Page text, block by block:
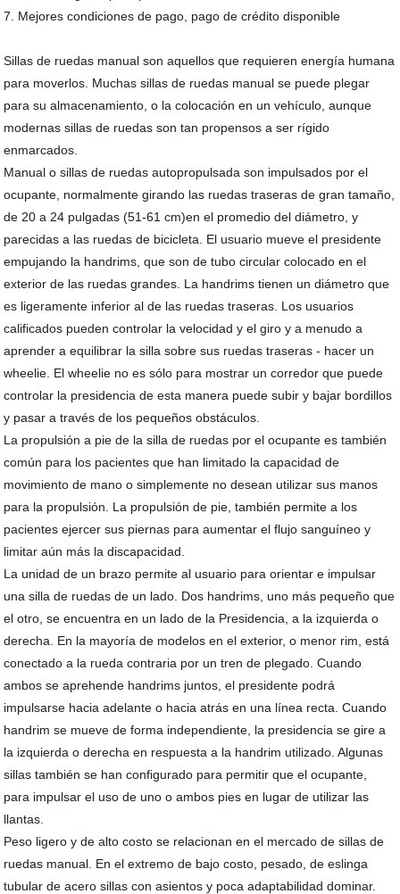
7. Mejores condiciones de pago, pago de crédito disponible
Sillas de ruedas manual son aquellos que requieren energía humana
para moverlos. Muchas sillas de ruedas manual se puede plegar
para su almacenamiento, o la colocación en un vehículo, aunque
modernas sillas de ruedas son tan propensos a ser rígido
enmarcados.
Manual o sillas de ruedas autopropulsada son impulsados por el
ocupante, normalmente girando las ruedas traseras de gran tamaño,
de 20 a 24 pulgadas (51-61 cm)en el promedio del diámetro, y
parecidas a las ruedas de bicicleta. El usuario mueve el presidente
empujando la handrims, que son de tubo circular colocado en el
exterior de las ruedas grandes. La handrims tienen un diámetro que
es ligeramente inferior al de las ruedas traseras. Los usuarios
calificados pueden controlar la velocidad y el giro y a menudo a
aprender a equilibrar la silla sobre sus ruedas traseras - hacer un
wheelie. El wheelie no es sólo para mostrar un corredor que puede
controlar la presidencia de esta manera puede subir y bajar bordillos
y pasar a través de los pequeños obstáculos.
La propulsión a pie de la silla de ruedas por el ocupante es también
común para los pacientes que han limitado la capacidad de
movimiento de mano o simplemente no desean utilizar sus manos
para la propulsión. La propulsión de pie, también permite a los
pacientes ejercer sus piernas para aumentar el flujo sanguíneo y
limitar aún más la discapacidad.
La unidad de un brazo permite al usuario para orientar e impulsar
una silla de ruedas de un lado. Dos handrims, uno más pequeño que
el otro, se encuentra en un lado de la Presidencia, a la izquierda o
derecha. En la mayoría de modelos en el exterior, o menor rim, está
conectado a la rueda contraria por un tren de plegado. Cuando
ambos se aprehende handrims juntos, el presidente podrá
impulsarse hacia adelante o hacia atrás en una línea recta. Cuando
handrim se mueve de forma independiente, la presidencia se gire a
la izquierda o derecha en respuesta a la handrim utilizado. Algunas
sillas también se han configurado para permitir que el ocupante,
para impulsar el uso de uno o ambos pies en lugar de utilizar las
llantas.
Peso ligero y de alto costo se relacionan en el mercado de sillas de
ruedas manual. En el extremo de bajo costo, pesado, de eslinga
tubular de acero sillas con asientos y poca adaptabilidad dominar.